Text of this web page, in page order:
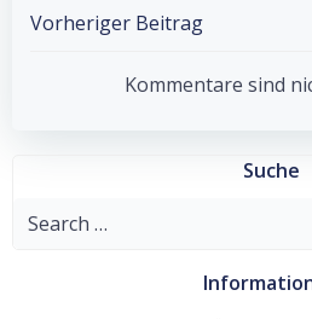
Post
navigation
Vorheriger Beitrag
Kommentare sind
Suche
Search